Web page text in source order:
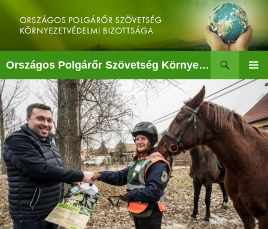
tartalomba
Országos Polgárőr Szövetség Környezetvédelmi Bizottsága
MENÜ